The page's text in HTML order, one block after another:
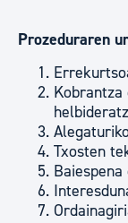
Prozeduraren
Txosten